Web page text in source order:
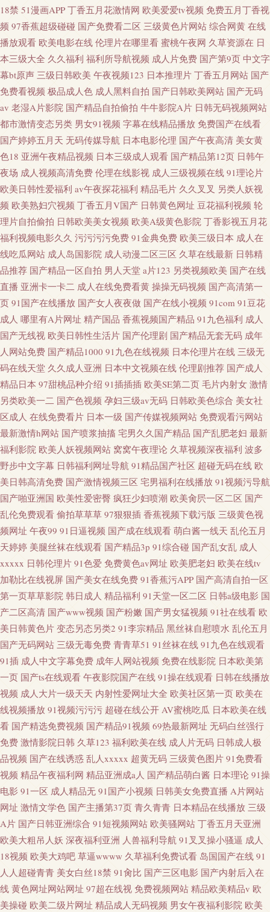
18禁 51漫画APP 丁香五月花激情网 欧美爱爱tv视频 免费五月丁香视
频 97香蕉超级碰碰 国产免费看二区 三级黄色片网站 综合网黄 在线
播放观看 欧美电影在线 伦理片在哪里看 蜜桃午夜网 久草资源在 日
本三级大全 久久福利 福利所导航视频 成人片免费 国产第9页 中文字
幕bt原声 三级日韩欧美 午夜视频123 日本推理片 丁香五月网站 国产
免费看视频 极品成人色 成人黑料自拍 国产日韩欧美网站 国产无码
av 老湿A片影院 国产精品自拍偷拍 牛牛影院A片 日韩无码视频网站
都市激情变态另类 男女91视频 字幕在线精品播放 免费国产在线看
国产婷婷五月天 无码传媒导航 日本电影伦理 国产午夜高清 美女黄
色18 亚洲午夜精品视频 日本三级成人观看 国产精品第12页 日韩午
夜场 成人视频高清免费 伦理在线影视 成人三级视频在线 91理论片
欧美日韩性爱福利 av午夜探花福利 精品毛片 久久叉叉 另类人妖视
频 欧美熟妇穴视频 丁香五月V国产 日韩黄色网址 豆花福利视频 轮
理片自拍偷拍 日韩欧美美女视频 欧美A级黄色影院 丁香影视五月花
福利视频电影久久 污污污污免费 91金典免费 欧美三级日本 成人在
线吃瓜网站 成人岛国影院 成人动漫二区三区 久草在线最新 日韩精
品推荐 国产精品一区自拍 男人天堂 a片123 另类视频欧美 国产在线
直播 亚洲卡一卡二 成人在线免费看黄 操操无码视频 国产高清第一
页 91国产在线播放 国产女人夜夜做 国产在线小视频 91com 91豆花
成人 哪里有A片网址 精产国品 香蕉视频国产精品 91九色福利 成人
国产无线视 欧美日韩性生活片 国产伦理剧 国产精品无套无码 成年
人网站免费 国产精品1000 91九色在线视频 日本伦理片在线 三级无
码在线天堂 久久成人亚洲 日本中文视频在线 伦理剧推荐 国产成人
精品日本 97甜桃品种介绍 91插插插 欧美SE第二页 毛片内射女 激情
另类欧美一二 国产色视频 孕妇三级av无码 日韩欧美色综合 美女社
区成人 在线免费看片 日本一级 国产传媒视频网站 免费观看污网站
最新激情h网站 国产喷浆抽搐 宅男久久国产精品 国产乱肥老妇 最新
福利影院 欧美人妖视频网站 窝窝午夜理论 久草视频深夜福利 波多
野步中文字幕 日韩福利网址导航 91精品国产社区 超碰无码在线 欧
美日韩高清免费 国产激情视频三区 宅男福利在线播放 91视频污导航
国产啪亚洲国 欧美性爱密臀 疯狂少妇喷潮 欧美肏屄一区二区 国产
乱伦免费观看 偷拍草草草 97狠狠插 香蕉视频下载污版 三级黄色视
频网址 午夜99 91日逼视频 国产成在线观看 萌白酱一线天 乱伦五月
天婷婷 美腿丝袜在线观看 国产精品3p 91综合碰 国产乱女乱 成人
xxxxx 日韩伦理片 91色爱 免费黄色av网址 欧美肥老妇 欧美在线tv
加勒比在线视屏 国产美女在线免费 91香蕉污APP 国产高清自拍一区
第一页草草影院 韩日成人 精品福利 91天堂一区二区 日韩a级电影 国
产二区高清 国产www视频 国产粉嫩 国产男女猛视频 91社在线看 欧
美日韩黄色片 变态另态另类2 91李宗精品 黑丝袜自慰喷水 乱伦五月
国产无码网站 三级无毒免费 青青草51 91丝袜在线 91九色在线观看
91插 成人中文字幕免费 成年人网站视频 免费在线影院 日本欧美第
一页 国产ts在线观看 午夜影院国产在线 91操在线观看 日韩在线播放
视频 成人大片一级天天 内射性爱网址大全 欧美社区第一页 欧美在
线视频播放 91视频污污污 超碰在线公开 AV蜜桃吃瓜 日本欧美在线
看 国产精选免费视频 国产精品91视频 69热最新网址 无码白丝强行
免费 激情影院日韩 久草123 福利欧美在线 成人片无码 日韩成人极
品视频 国产在线诱惑 乱人xxxxx 超黄无码 三级黄色图片 91免费看
视频 精品午夜福利网 精品亚洲成a人 国产精品萌白酱 日本理论 91操
电影 91一区 成人精品无 91国产小视频 日韩美女免费直播 A片网站
网址 激情文学色 国产主播第37页 青久青青 日本精品在线播放 三级
A片 国产日韩亚洲综合 91短视频网站 欧美骚网站 丁香五月天亚洲
欧美大粗吊人妖 深夜福利亚洲 人兽福利导航 91叉叉操小骚逼 成人
18视频 欧美大鸡吧 草逼wwww 久草福利免费试看 岛国国产在线 91
人人超碰青青 美女白丝18禁 91肏比 国产三区电影 国产内射后入在
线 黄色网址网站网址 97超在线视 免费视频网站 精品欧美精品v 欧
美操碰 欧美二级片网址 精品成人无码视频 男女午夜福利影院 欧美